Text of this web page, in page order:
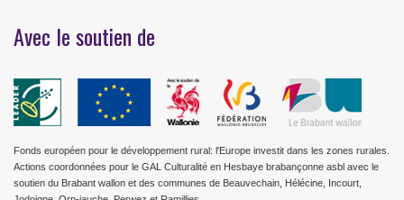
Avec le soutien de
Fonds européen pour le développement rural: l'Europe investit dans les zones rurales.
Actions coordonnées pour le GAL Culturalité en Hesbaye brabançonne asbl avec le
soutien du Brabant wallon et des communes de Beauvechain, Hélécine, Incourt,